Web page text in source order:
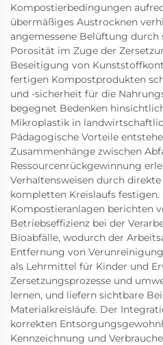
Kompostierbedingungen
übermäßiges Austrocknen
angemessene Belüftung
Porosität im Zuge der
Beseitigung von
fertigen Kompostprodukten
und -sicherheit für die
begegnet Bedenken
Mikroplastik in
Pädagogische Vorteile
Zusammenhänge zwischen
Ressourcenrückgewinnung
Verhaltensweisen durch
kompletten Kreislaufs festigen.
Kompostieranlagen berichten
Betriebseffizienz bei der
Bioabfälle, wodurch der
Entfernung von
als Lehrmittel für Kinder und
Zersetzungsprozesse und
lernen, und liefern sichtbare
Materialkreisläufe. Der
korrekten
Kennzeichnung und